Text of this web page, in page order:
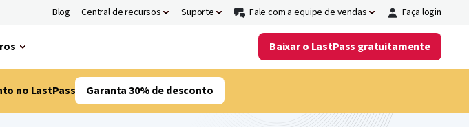
Blog Central de recursos Suporte Fale com a equipe de vendas Faça login
Baixar o LastPass gratuitamente
no LastPass Garanta 30% de desconto